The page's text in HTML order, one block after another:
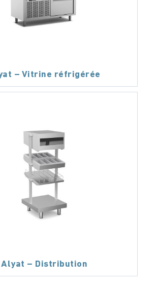
– Vitrine réfrigérée
Alyat – Distribution